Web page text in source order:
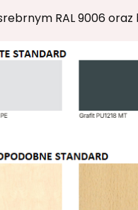
RAL 9006 oraz